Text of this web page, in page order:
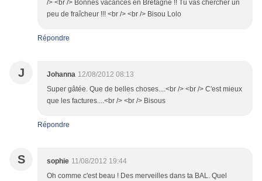
/> <br /> Bonnes vacances en Bretagne !! Tu vas chercher un
peu de fraîcheur !!! <br /> <br /> Bisou Lolo
Répondre
J Johanna 12/08/2012 08:13
Super gâtée. Que de belles choses....<br /> <br /> C'est mieux
que les factures....<br /> <br /> Bisous
Répondre
S sophie 11/08/2012 19:44
Oh comme c'est beau ! Des merveilles dans ta BAL. Quel